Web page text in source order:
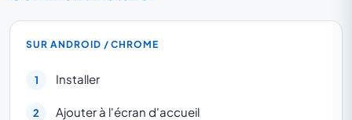
SUR ANDROID / CHROME
Installer
Ajouter à l'écran d'accueil